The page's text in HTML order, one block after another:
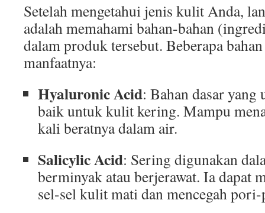
Setelah mengetahui jenis kulit Anda,
adalah memahami bahan-bahan
dalam produk tersebut. Beberapa
manfaatnya:
Hyaluronic Acid: Bahan dasar
baik untuk kulit kering. Mampu
kali beratnya dalam air.
Salicylic Acid: Sering digunakan
berminyak atau berjerawat. Ia dapat
sel-sel kulit mati dan mencegah